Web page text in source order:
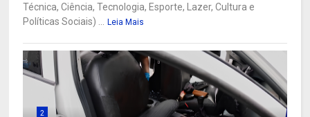
Técnica, Ciência, Tecnologia, Esporte, Lazer, Cultura e
Políticas Sociais) ...
Leia Mais
2